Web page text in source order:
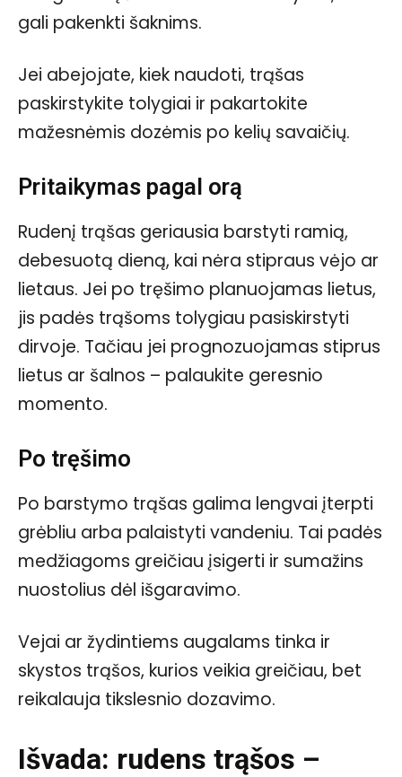
gali pakenkti šaknims.
Jei abejojate, kiek naudoti, trąšas
paskirstykite tolygiai ir pakartokite
mažesnėmis dozėmis po kelių savaičių.
Pritaikymas pagal orą
Rudenį trąšas geriausia barstyti ramią,
debesuotą dieną, kai nėra stipraus vėjo ar
lietaus. Jei po tręšimo planuojamas lietus,
jis padės trąšoms tolygiau pasiskirstyti
dirvoje. Tačiau jei prognozuojamas stiprus
lietus ar šalnos – palaukite geresnio
momento.
Po tręšimo
Po barstymo trąšas galima lengvai įterpti
grėbliu arba palaistyti vandeniu. Tai padės
medžiagoms greičiau įsigerti ir sumažins
nuostolius dėl išgaravimo.
Vejai ar žydintiems augalams tinka ir
skystos trąšos, kurios veikia greičiau, bet
reikalauja tikslesnio dozavimo.
Išvada: rudens trąšos –